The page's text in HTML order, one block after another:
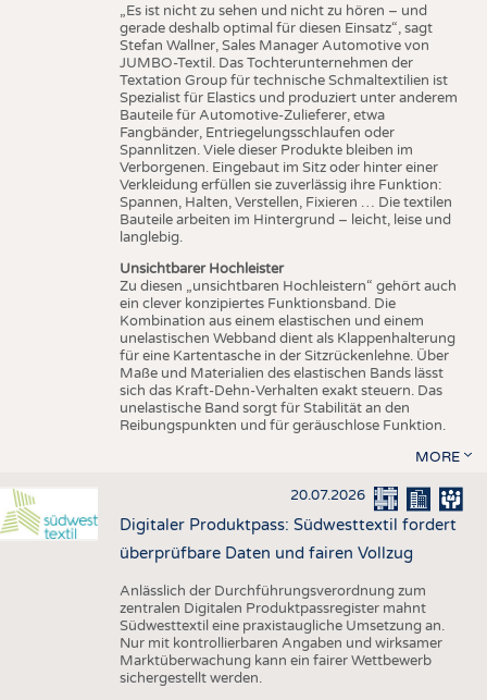
„Es ist nicht zu sehen und nicht zu hören – und
gerade deshalb optimal für diesen Einsatz“, sagt
Stefan Wallner, Sales Manager Automotive von
JUMBO-Textil. Das Tochterunternehmen der
Textation Group für technische Schmaltextilien ist
Spezialist für Elastics und produziert unter anderem
Bauteile für Automotive-Zulieferer, etwa
Fangbänder, Entriegelungsschlaufen oder
Spannlitzen. Viele dieser Produkte bleiben im
Verborgenen. Eingebaut im Sitz oder hinter einer
Verkleidung erfüllen sie zuverlässig ihre Funktion:
Spannen, Halten, Verstellen, Fixieren … Die textilen
Bauteile arbeiten im Hintergrund – leicht, leise und
langlebig.
Unsichtbarer Hochleister
Zu diesen „unsichtbaren Hochleistern“ gehört auch
ein clever konzipiertes Funktionsband. Die
Kombination aus einem elastischen und einem
unelastischen Webband dient als Klappenhalterung
für eine Kartentasche in der Sitzrückenlehne. Über
Maße und Materialien des elastischen Bands lässt
sich das Kraft-Dehn-Verhalten exakt steuern. Das
unelastische Band sorgt für Stabilität an den
Reibungspunkten und für geräuschlose Funktion.
MORE
20.07.2026
Digitaler Produktpass: Südwesttextil fordert
überprüfbare Daten und fairen Vollzug
Anlässlich der Durchführungsverordnung zum
zentralen Digitalen Produktpassregister mahnt
Südwesttextil eine praxistaugliche Umsetzung an.
Nur mit kontrollierbaren Angaben und wirksamer
Marktüberwachung kann ein fairer Wettbewerb
sichergestellt werden.